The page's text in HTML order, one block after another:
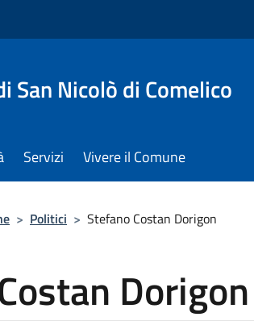
San Nicolò di Comelico
Servizi Vivere il Comune
> Politici > Stefano Costan Dorigon
Dorigon